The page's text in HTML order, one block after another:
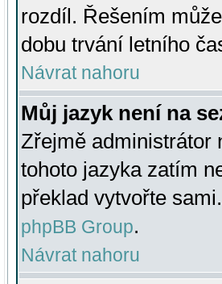
rozdíl. Řešením
dobu trvání letního
Návrat nahoru
Můj jazyk není na
Zřejmě administrátor
tohoto jazyka zatím
překlad vytvořte
phpBB Group.
Návrat nahoru